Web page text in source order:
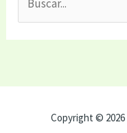
Copyright © 2026